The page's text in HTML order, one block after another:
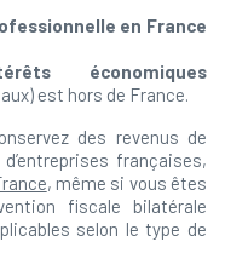
en France
économiques
est hors de France.
des revenus de
françaises,
, même si vous êtes
fiscale bilatérale
selon le type de